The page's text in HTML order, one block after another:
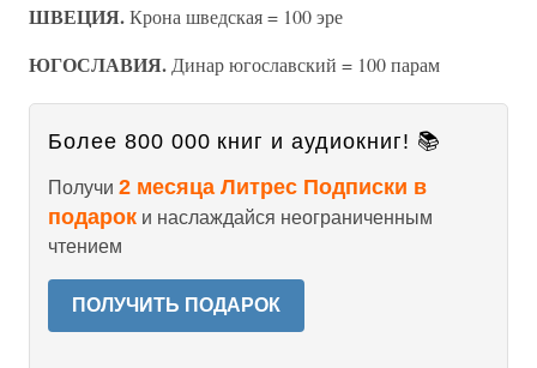
ШВЕЦИЯ.Крона шведская = 100 эре
ЮГОСЛАВИЯ. Динар югославский = 100 парам
Более 800 000 книг и аудиокниг! 📚
Получи 2 месяца Литрес Подписки в
подарок и наслаждайся неограниченным
чтением
ПОЛУЧИТЬ ПОДАРОК